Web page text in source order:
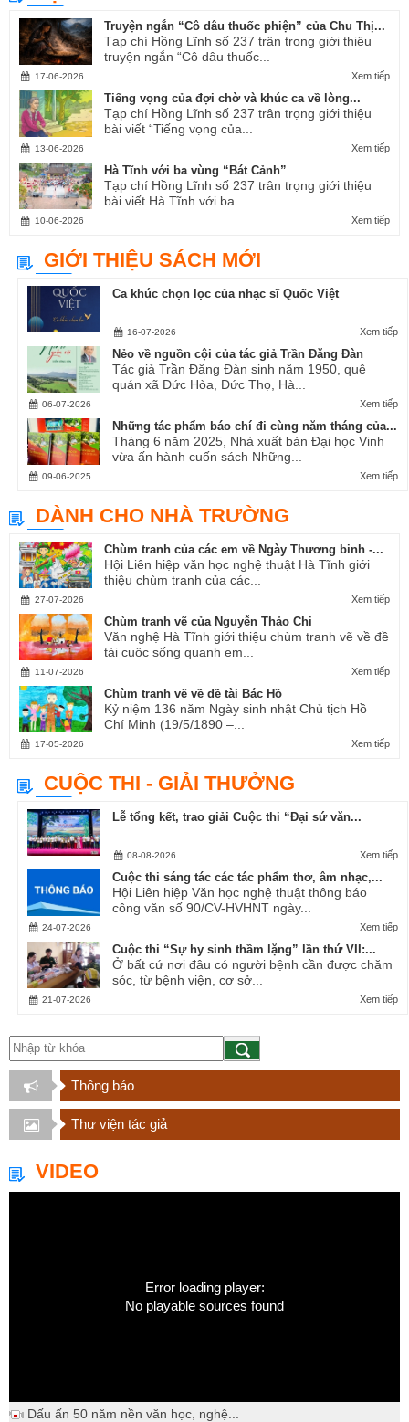
Truyện ngắn “Cô dâu thuốc phiện” của Chu Thị...
Tạp chí Hồng Lĩnh số 237 trân trọng giới thiệu
truyện ngắn “Cô dâu thuốc...
Xem tiếp
17-06-2026
Tiếng vọng của đợi chờ và khúc ca về lòng...
Tạp chí Hồng Lĩnh số 237 trân trọng giới thiệu
bài viết “Tiếng vọng của...
Xem tiếp
13-06-2026
Hà Tĩnh với ba vùng “Bát Cảnh”
Tạp chí Hồng Lĩnh số 237 trân trọng giới thiệu
bài viết Hà Tĩnh với ba...
Xem tiếp
10-06-2026
GIỚI THIỆU SÁCH MỚI
Ca khúc chọn lọc của nhạc sĩ Quốc Việt
Xem tiếp
16-07-2026
Nẻo về nguồn cội của tác giả Trần Đăng Đàn
Tác giả Trần Đăng Đàn sinh năm 1950, quê
quán xã Đức Hòa, Đức Thọ, Hà...
Xem tiếp
06-07-2026
Những tác phẩm báo chí đi cùng năm tháng của...
Tháng 6 năm 2025, Nhà xuất bản Đại học Vinh
vừa ấn hành cuốn sách Những...
Xem tiếp
09-06-2025
DÀNH CHO NHÀ TRƯỜNG
Chùm tranh của các em về Ngày Thương binh -...
Hội Liên hiệp văn học nghệ thuật Hà Tĩnh giới
thiệu chùm tranh của các...
Xem tiếp
27-07-2026
Chùm tranh vẽ của Nguyễn Thảo Chi
Văn nghệ Hà Tĩnh giới thiệu chùm tranh vẽ về đề
tài cuộc sống quanh em...
Xem tiếp
11-07-2026
Chùm tranh vẽ về đề tài Bác Hồ
Kỷ niệm 136 năm Ngày sinh nhật Chủ tịch Hồ
Chí Minh (19/5/1890 –...
Xem tiếp
17-05-2026
CUỘC THI - GIẢI THƯỞNG
Lễ tổng kết, trao giải Cuộc thi “Đại sứ văn...
Xem tiếp
08-08-2026
Cuộc thi sáng tác các tác phẩm thơ, âm nhạc,...
Hội Liên hiệp Văn học nghệ thuật thông báo
công văn số 90/CV-HVHNT ngày...
Xem tiếp
24-07-2026
Cuộc thi “Sự hy sinh thầm lặng” lần thứ VII:...
Ở bất cứ nơi đâu có người bệnh cần được chăm
sóc, từ bệnh viện, cơ sở...
Xem tiếp
21-07-2026
Thông báo
Thư viện tác giả
VIDEO
Error loading player:
No playable sources found
Dấu ấn 50 năm nền văn học, nghệ...